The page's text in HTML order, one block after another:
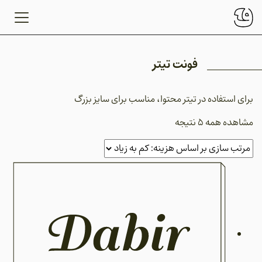
فونت تیتر
برای استفاده در تیتر محتوا، مناسب برای سایز بزرگ
مشاهده همه 5 نتیجه